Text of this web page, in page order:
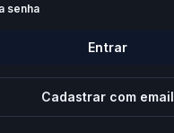
senha
Entrar
Cadastrar com email